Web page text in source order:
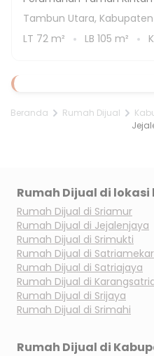
Tambun Utara, Kabupaten
LT 72 m² LB 105 m²
Beranda Rumah Dijual
Rumah Dijual di
Rumah Dijual di Sriamur
Rumah Dijual di Jejalenjaya
Rumah Dijual di Srimukti
Rumah Dijual di Satriamekar
Rumah Dijual di Satriajaya
Rumah Dijual di
Rumah Dijual di Srijaya
Rumah Dijual di Srimahi
Rumah Dijual di